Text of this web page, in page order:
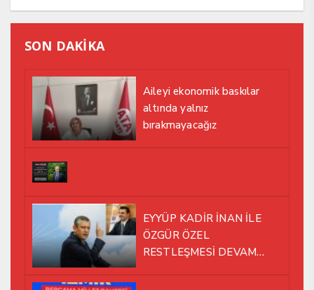
SON DAKİKA
Aileyi ekonomik baskılar
altında yalnız
bırakmayacağız
EYYÜP KADİR İNAN İLE
ÖZGÜR ÖZEL
RESTLEŞMESİ DEVAM